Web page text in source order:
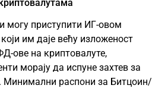
могу приступити ИГ-овом
им даје већу изложеност
ове на криптовалуте,
морају да испуне захтев за
распони за Битцоин/